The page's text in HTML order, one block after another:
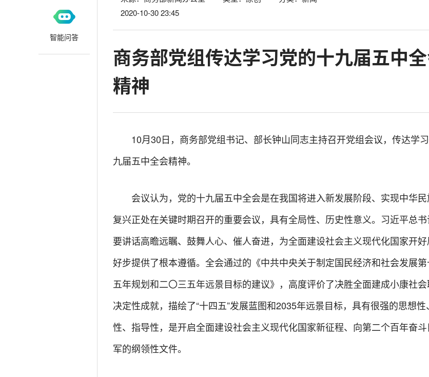
2020-10-30 23:45
商务部党组传达学习党的十九届五中
精神
10月30日，商务部党组书记、部长钟山同志主持召开党组会议，传达学
九届五中全会精神。
会议认为，党的十九届五中全会是在我国将进入新发展阶段、实现中华
复兴正处在关键时期召开的重要会议，具有全局性、历史性意义。习近平总
要讲话高瞻远瞩、鼓舞人心、催人奋进，为全面建设社会主义现代化国家开
好步提供了根本遵循。全会通过的《中共中央关于制定国民经济和社会发展
五年规划和二〇三五年远景目标的建议》，高度评价了决胜全面建成小康社
决定性成就，描绘了“十四五”发展蓝图和2035年远景目标，具有很强的思想性
性、指导性，是开启全面建设社会主义现代化国家新征程、向第二个百年奋
军的纲领性文件。
智能问答